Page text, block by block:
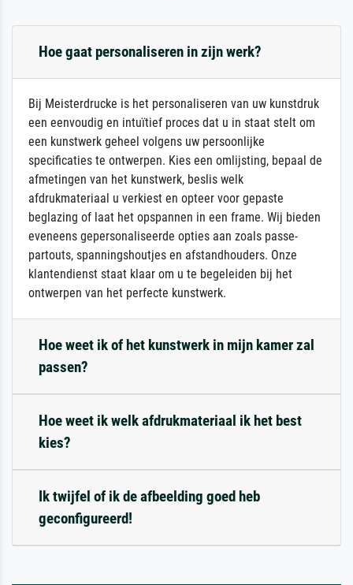
Hoe gaat personaliseren in zijn werk?
Bij Meisterdrucke is het personaliseren van uw kunstdruk
een eenvoudig en intuïtief proces dat u in staat stelt om
een kunstwerk geheel volgens uw persoonlijke
specificaties te ontwerpen. Kies een omlijsting, bepaal de
afmetingen van het kunstwerk, beslis welk
afdrukmateriaal u verkiest en opteer voor gepaste
beglazing of laat het opspannen in een frame. Wij bieden
eveneens gepersonaliseerde opties aan zoals passe-
partouts, spanningshoutjes en afstandhouders. Onze
klantendienst staat klaar om u te begeleiden bij het
ontwerpen van het perfecte kunstwerk.
Hoe weet ik of het kunstwerk in mijn kamer zal
passen?
Hoe weet ik welk afdrukmateriaal ik het best
kies?
Ik twijfel of ik de afbeelding goed heb
geconfigureerd!